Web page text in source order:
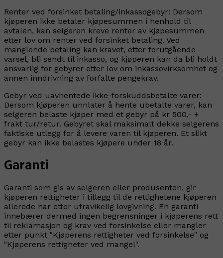
Renter ved forsinket betaling/inkassogebyr: Dersom
kjøperen ikke betaler kjøpesummen i henhold til
avtalen, kan selgeren kreve renter av kjøpesummen
etter lov om renter ved forsinket betaling. Ved
manglende betaling kan kravet, etter forutgående
varsel, bli sendt til inkasso, og kjøperen kan da bli holdt
ansvarlig for gebyrer etter lov om inkassovirksomhet og
annen inndrivning av forfalte pengekrav.
Gebyr ved uavhentede ikke-forskuddsbetalte varer:
Dersom kjøperen unnlater å hente ubetalte varer, kan
selgeren belaste kjøper med et gebyr på kr 500,- +
frakt tur/retur. Gebyret skal maksimalt dekke selgerens
faktiske utlegg for å levere varen til kjøperen. Et slikt
gebyr kan ikke belastes kjøpere under 18 år.
Garanti
Garanti som gis av selgeren eller produsenten, gir
kjøperen rettigheter i tillegg til de rettighetene kjøperen
allerede har etter ufravikelig lovgivning. En garanti
innebærer dermed ingen begrensninger i kjøperens rett
til reklamasjon og krav ved forsinkelse eller mangler
etter punkt "Kjøperens rettigheter ved forsinkelse" og
"Kjøperens rettigheter ved mangel".